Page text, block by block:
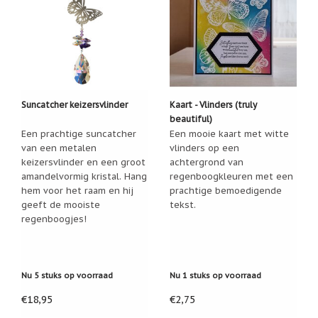
Suncatcher keizersvlinder
Een prachtige suncatcher
van een metalen
keizersvlinder en een groot
amandelvormig kristal. Hang
hem voor het raam en hij
geeft de mooiste
regenboogjes!
Nu 5 stuks op voorraad
€18,95
Kaart - Vlinders (truly
beautiful)
Een mooie kaart met witte
vlinders op een
achtergrond van
regenboogkleuren met een
prachtige bemoedigende
tekst.
Nu 1 stuks op voorraad
€2,75